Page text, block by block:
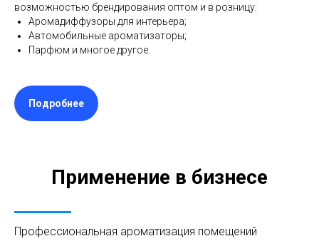
возможностью брендирования оптом и в розницу:
Аромадиффузоры для интерьера;
Автомобильные ароматизаторы;
Парфюм и многое другое.
Подробнее
Применение в бизнесе
Профессиональная ароматизация помещений